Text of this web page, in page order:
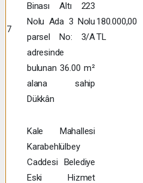
7
Binası Altı 223
Nolu Ada 3 Nolu
parsel No: 3/A
adresinde
bulunan 36.00 m²
alana sahip
Dükkân
180.000,00
TL
Kale Mahallesi
Karabehlülbey
Caddesi Belediye
Eski Hizmet